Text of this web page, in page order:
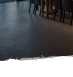
Contact